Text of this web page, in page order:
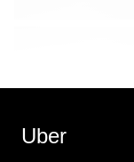
Uber